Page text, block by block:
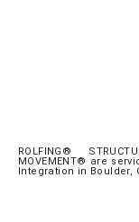
ROLFING®
MOVEMENT® are
Integration in Boulder,